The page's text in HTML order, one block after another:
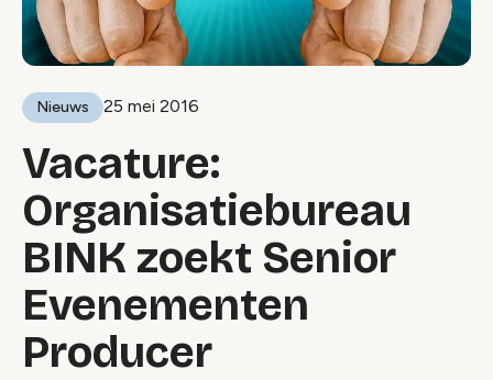
Nieuws 25 mei 2016
Vacature:
Organisatiebureau
BINK zoekt Senior
Evenementen
Producer